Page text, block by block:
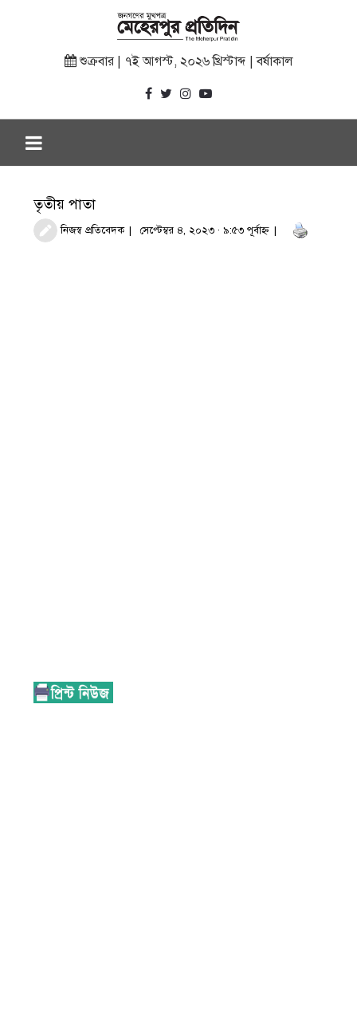
শুক্রবার | ৭ই আগস্ট, ২০২৬ খ্রিস্টাব্দ | বর্ষাকাল
তৃতীয় পাতা
নিজস্ব প্রতিবেদক সেপ্টেম্বর ৪, ২০২৩ · ৯:৫৩ পূর্বাহ্ণ